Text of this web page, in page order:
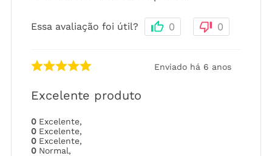
Essa avaliação foi útil? 0 0
Enviado há 6 anos
Excelente produto
0 Excelente,
0 Excelente,
0 Excelente,
0 Normal,